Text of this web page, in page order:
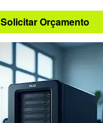
Solicitar Orçamento